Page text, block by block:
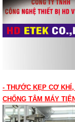
- THƯỚC KẸP CƠ
CHỐNG TÂM MÁY